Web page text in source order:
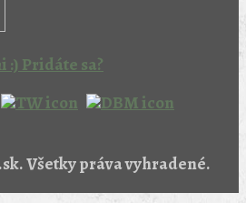
:) Pridáte sa?
Všetky práva vyhradené.